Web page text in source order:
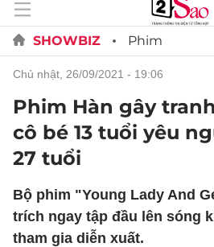
SHOWBIZ Phim
chủ nhật, 26/09/2021 - 19:06
Phim Hàn gây
cô bé 13 tuổi yêu
27 tuổi
Bộ phim "Young Lady And
trích ngay tập đầu lên sóng
tham gia diễn xuất.